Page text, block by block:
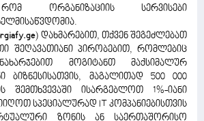
რომ ორგანიზაციის სერვისები
) დახმარებით, თქვენ შეგეძლებათ
შეღავათიანი პირობებით, რომლებიც
მოგიტანთ მაქსიმალურ
ბიზნესისათვის, მაგალითად 500 000
შემთხვევაში ისარგებლოთ 1%-იანი
სპეციალურად IT კომპანიებისთვის
ზონის ან საერთაშორისო